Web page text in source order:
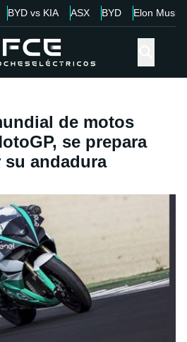
BYD vs KIA ASX BYD Elon Musk
de motos
se prepara
su andadura